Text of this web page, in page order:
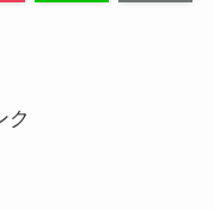
ク